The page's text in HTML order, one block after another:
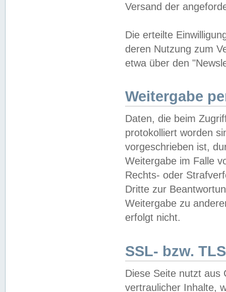
Versand der
Die erteilte
deren Nutzung zum
etwa über den
Weitergabe
Daten, die beim
protokolliert worden
vorgeschrieben ist,
Weitergabe im Falle
Rechts- oder
Dritte zur
Weitergabe zu
erfolgt nicht.
SSL- bzw.
Diese Seite nutzt aus
vertraulicher Inhalte,